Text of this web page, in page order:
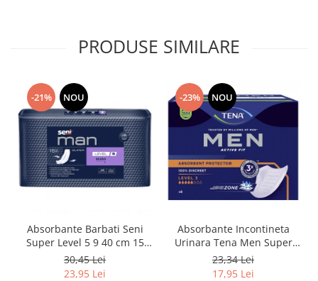
PRODUSE SIMILARE
-21% NOU
Absorbante Barbati Seni
Super Level 5 9 40 cm 15
Bucati
30,45 Lei
23,95 Lei
-23% NOU
Absorbante Incontineta
Urinara Tena Men Super
Level 3, 8 bucati
23,34 Lei
17,95 Lei